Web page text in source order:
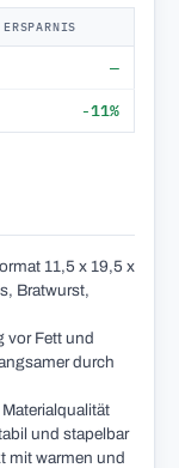
ERSPARNIS
—
-11%
11,5 x 19,5 x
Bratwurst,
vor Fett und
durch
und stapelbar
mit warmen und